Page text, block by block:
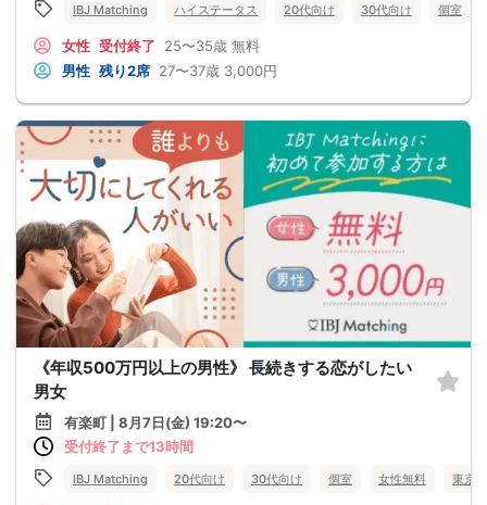
IBJ Matching ハイステータス 20代向け 30代向け 個室
女性 受付終了 25〜35歳 無料
男性 残り2席 27〜37歳 3,000円
《年収500万円以上の男性》 長続きする恋がしたい
男女
有楽町 | 8月7日(金) 19:20〜
受付終了まで13時間
IBJ Matching 20代向け 30代向け 個室 女性無料 東京都